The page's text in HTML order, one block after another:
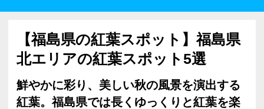
【福島県の紅葉スポット】福島県
北エリアの紅葉スポット5選
鮮やかに彩り、美しい秋の風景を演出する
紅葉。福島県では長くゆっくりと紅葉を楽